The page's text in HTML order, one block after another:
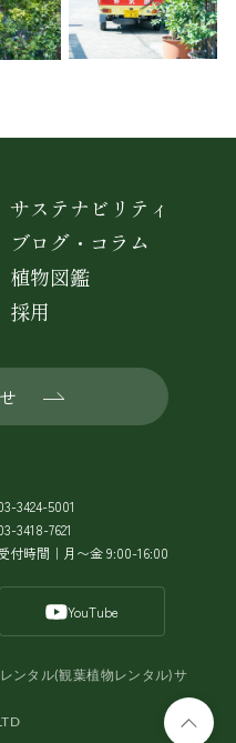
3424-5001
3418-7621
付時間｜月〜金 9:00-16:00
YouTube
ンタル(観葉植物レンタル)サ
サステナビリティ
ブログ・コラム
植物図鑑
採用